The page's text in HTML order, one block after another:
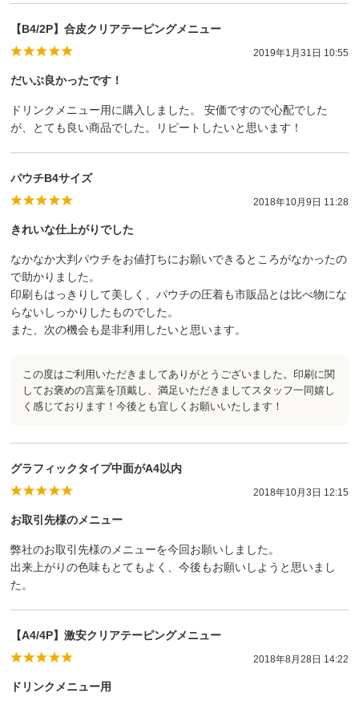
【B4/2P】合皮クリアテーピングメニュー
2019年1月31日 10:55
だいぶ良かったです！
ドリンクメニュー用に購入しました。 安価ですので心配でした
が、とても良い商品でした。リピートしたいと思います！
パウチB4サイズ
2018年10月9日 11:28
きれいな仕上がりでした
なかなか大判パウチをお値打ちにお願いできるところがなかったの
で助かりました。
印刷もはっきりして美しく、パウチの圧着も市販品とは比べ物にな
らないしっかりしたものでした。
また、次の機会も是非利用したいと思います。
この度はご利用いただきましてありがとうございました。印刷に関
してお褒めの言葉を頂戴し、満足いただきましてスタッフ一同嬉し
く感じております！今後とも宜しくお願いいたします！
グラフィックタイプ中面がA4以内
2018年10月3日 12:15
お取引先様のメニュー
弊社のお取引先様のメニューを今回お願いしました。
出来上がりの色味もとてもよく、今後もお願いしようと思いまし
た。
【A4/4P】激安クリアテーピングメニュー
2018年8月28日 14:22
ドリンクメニュー用